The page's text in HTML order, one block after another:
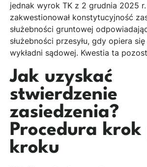
jednak wyrok TK z 2 grudnia 2025 r.
zakwestionował konstytucyjność
służebności gruntowej
służebności przesyłu, gdy opiera
wykładni sądowej. Kwestia ta
Jak uzyskać
stwierdzenie
zasiedzenia?
Procedura krok
kroku